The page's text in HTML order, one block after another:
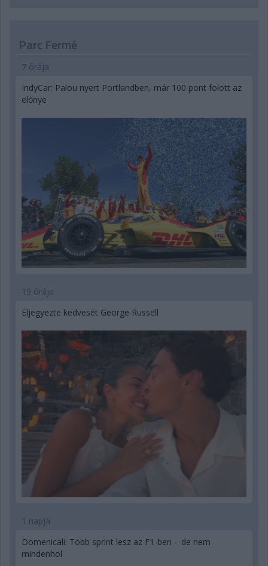
Parc Fermé
7 órája
IndyCar: Palou nyert Portlandben, már 100 pont fölött az
előnye
19 órája
Eljegyezte kedvesét George Russell
1 napja
Domenicali: Több sprint lesz az F1-ben – de nem
mindenhol